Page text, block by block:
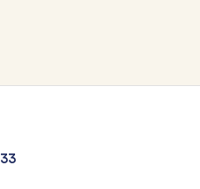
33